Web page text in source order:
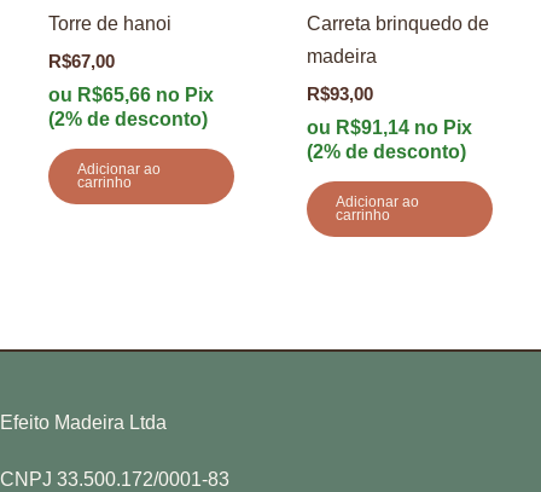
Torre de hanoi
R$67,00
ou R$65,66no Pix
(2% de desconto)
Adicionar ao
carrinho
Carreta brinquedo de
madeira
R$93,00
ou R$91,14no Pix
(2% de desconto)
Adicionar ao
carrinho
Efeito Madeira Ltda
CNPJ 33.500.172/0001-83